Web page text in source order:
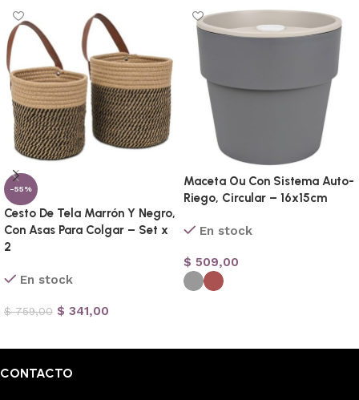
-55%
Cesto De Tela Marrón Y Negro,
Con Asas Para Colgar – Set x
2
En stock
$759,00 $ 341,00
Maceta Ou Con Sistema Auto-
Riego, Circular – 16x15cm
En stock
$ 509,00
CONTACTO